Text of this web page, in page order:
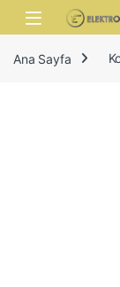
Skip to navigation
Skip to content
Open
Ana Sayfa